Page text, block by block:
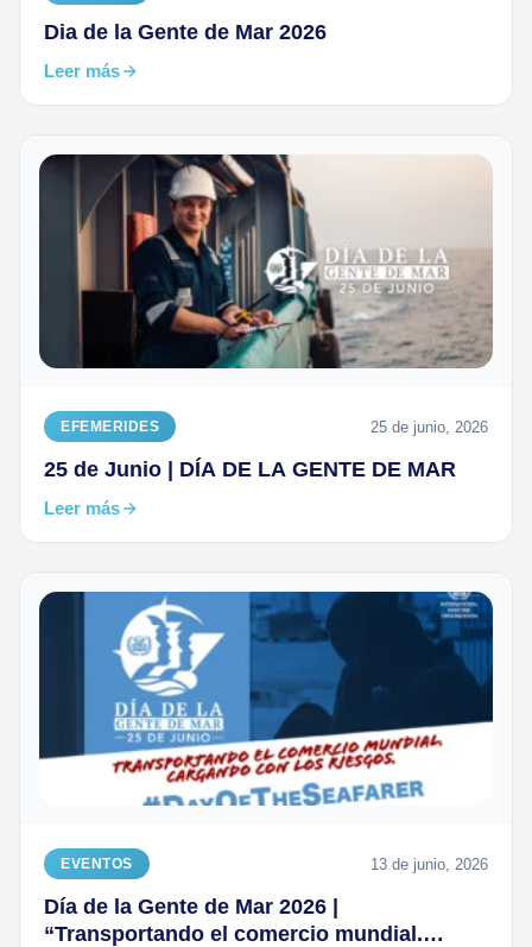
Dia de la Gente de Mar 2026
Leer más
EFEMERIDES 25 de junio, 2026
25 de Junio | DÍA DE LA GENTE DE MAR
Leer más
EVENTOS 13 de junio, 2026
Día de la Gente de Mar 2026 |
“Transportando el comercio mundial.